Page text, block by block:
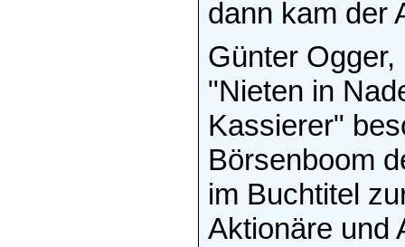
dann kam der
Günter
"Nieten in
Kassierer"
Börsenboom
im Buchtitel
Aktionäre und